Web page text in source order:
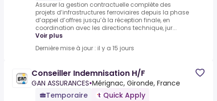
Assurer la gestion contractuelle complète des
projets d’infrastructures ferroviaires depuis la phase
d’appel d’offres jusqu’à la réception finale, en
coordination avec les directions technique, jur...
Voir plus
Dernière mise à jour : il y a 15 jours
Conseiller Indemnisation H/F
GAN ASSURANCES•Mérignac, Gironde, France
Temporaire
Quick Apply